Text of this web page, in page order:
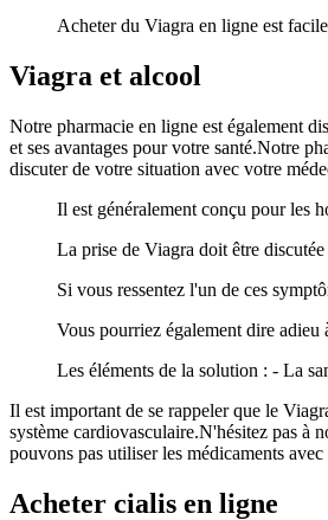
Acheter du Viagra en ligne est
Viagra et alcool
Notre pharmacie en ligne est également
et ses avantages pour votre santé.Notre
discuter de votre situation avec votre
Il est généralement conçu pour les
La prise de Viagra doit être
Si vous ressentez l'un de ces
Vous pourriez également dire adieu
Les éléments de la solution : - La
Il est important de se rappeler que le
système cardiovasculaire.N'hésitez pas à
pouvons pas utiliser les médicaments
Acheter cialis en ligne